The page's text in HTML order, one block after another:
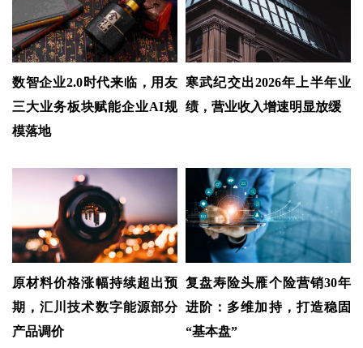
数智企业2.0时代来临，用友
三大业务板块赋能企业AI规
模落地
寒武纪交出2026年上半年业
绩，营业收入增速明显放缓
原材料价格涨幅持续超出预
期，汇川技术数字能源部分
产品调价
复盘寿险头雁个险营销30年
进阶：多维加持，打造稳固
“基本盘”